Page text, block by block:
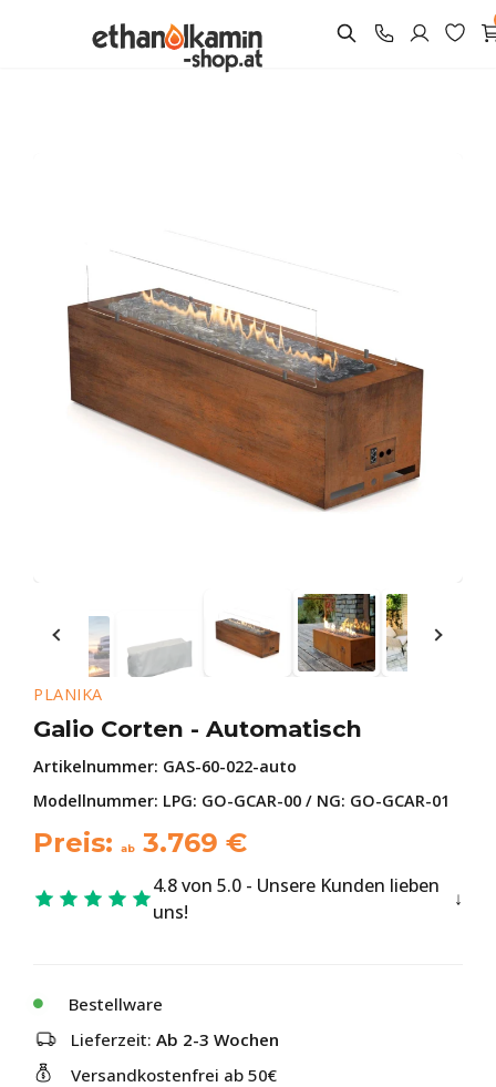
PLANIKA
Galio Corten - Automatisch
Artikelnummer: GAS-60-022-auto
Modellnummer: LPG: GO-GCAR-00 / NG: GO-GCAR-01
Preis: ab 3.769 €
4.8 von 5.0 - Unsere Kunden lieben
uns!
Bestellware
Lieferzeit: Ab 2-3 Wochen
Versandkostenfrei ab 50€